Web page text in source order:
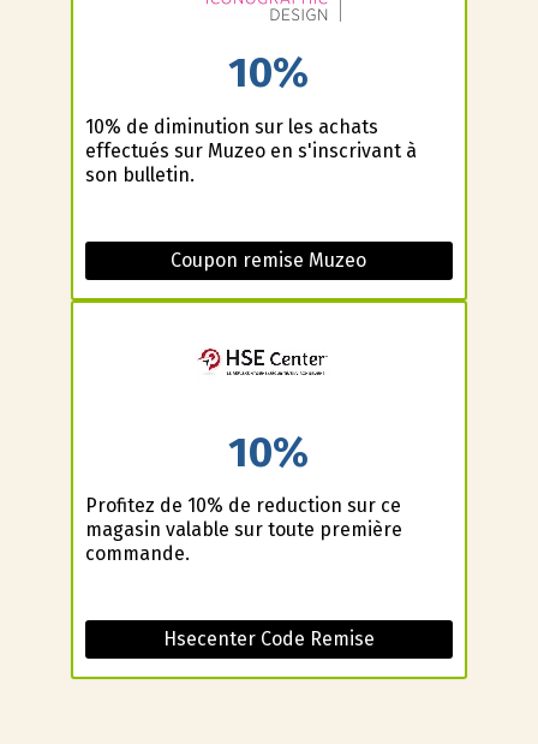
10%
10% de diminution sur les achats
effectués sur Muzeo en s'inscrivant à
son bulletin.
Coupon remise Muzeo
10%
Profitez de 10% de reduction sur ce
magasin valable sur toute première
commande.
Hsecenter Code Remise